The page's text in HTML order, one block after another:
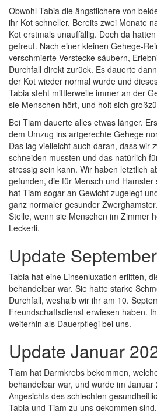
Obwohl Tabia die ängstlichere von
ihr Kot schneller. Bereits zwei Monate
Kot erstmals unauffällig. Doch da
gefreut. Nach einer kleinen Gehege-
verschmierte Verstecke säubern,
Durchfall direkt zurück. Es dauerte
der Kot wieder normal wurde und
Tabia steht mittlerweile immer an der
sie Menschen hört, und holt sich
Bei Tiam dauerte alles etwas länger.
dem Umzug ins artgerechte Gehege
Das lag vielleicht auch daran, dass wir
schneiden mussten und das natürlich
stressig sein kann. Wir haben letztlich
gefunden, die für Mensch und Hamster
hat Tiam sogar an Gewicht zugelegt
ganz normaler gesunder
Stelle, wenn sie Menschen im Zimmer
Leckerli.
Update
Tabia hat eine Linsenluxation erlitten,
behandelbar war. Sie hatte starke
Durchfall, weshalb wir ihr am 10.
Freundschaftsdienst erwiesen haben.
weiterhin als Dauerpflegi bei uns.
Update Januar
Tiam hat Darmkrebs bekommen,
behandelbar war, und wurde im Januar
Angesichts des schlechten
Tabia und Tiam zu uns gekommen